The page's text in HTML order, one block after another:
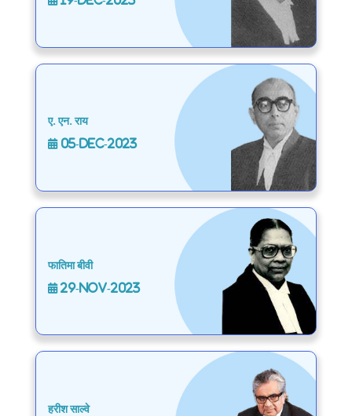
ए. एन. राय
05-Dec-2023
फातिमा बीवी
29-Nov-2023
हरीश साल्वे